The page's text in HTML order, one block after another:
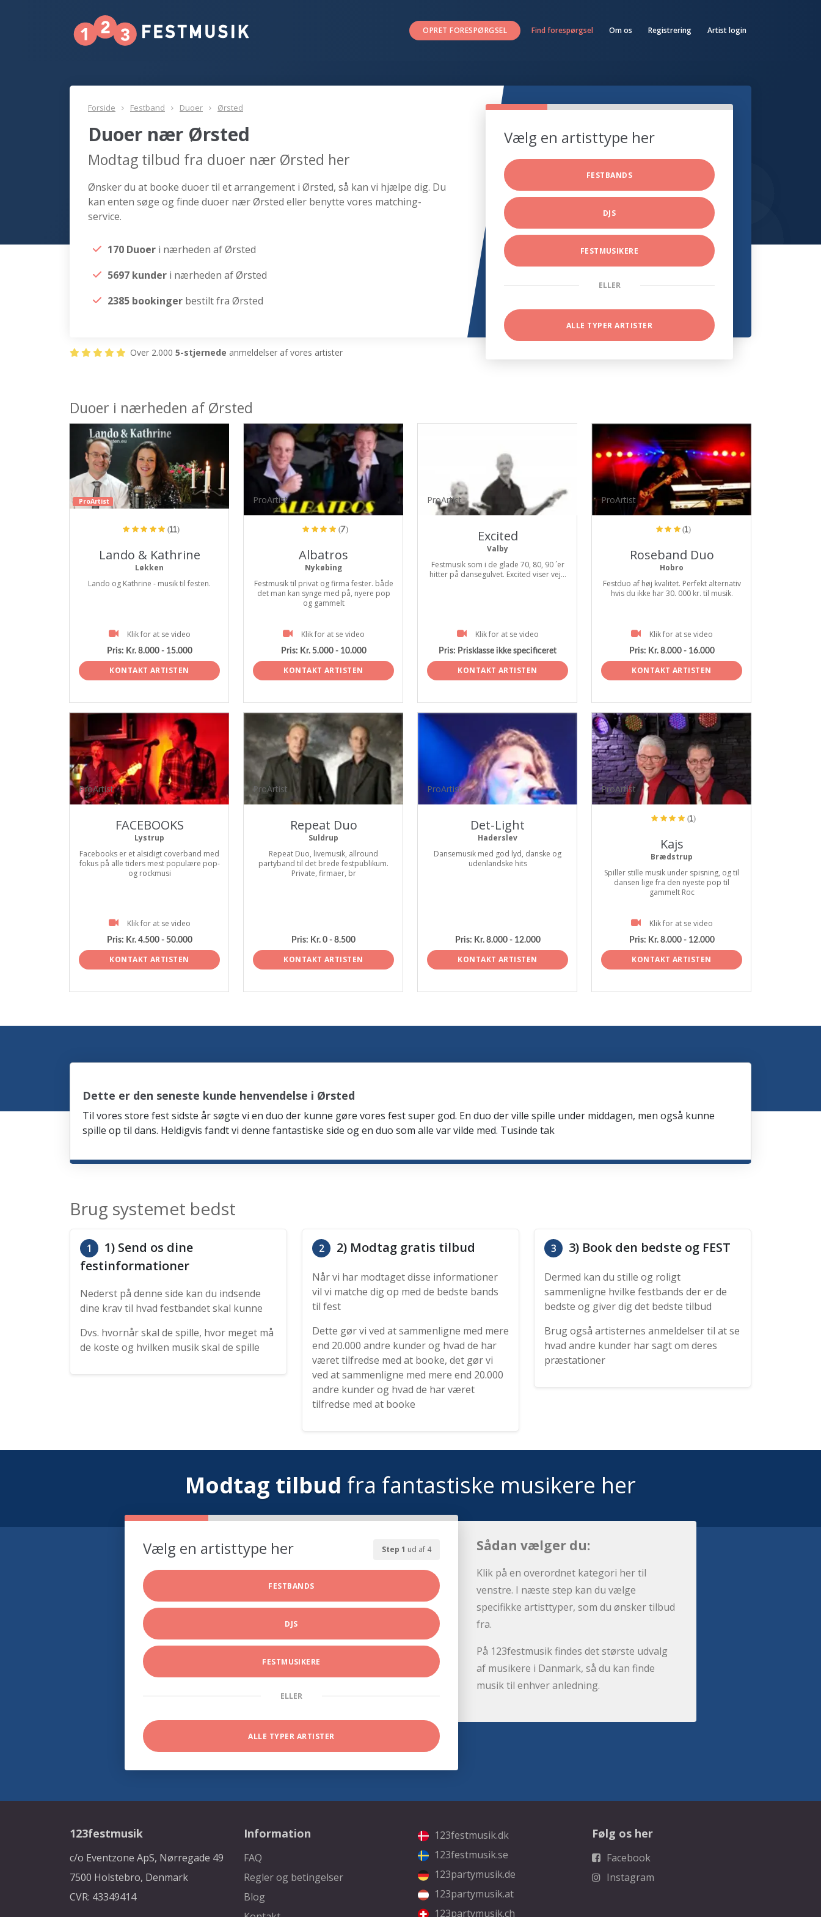
OPRET FORESPØRGSEL Find forespørgsel Om os Registrering Artist login
Forside Festband Duoer Ørsted
Duoer nær Ørsted
Modtag tilbud fra duoer nær Ørsted her
Ønsker du at booke duoer til et arrangement i Ørsted, så kan vi hjælpe dig. Du
kan enten søge og finde duoer nær Ørsted eller benytte vores matching-
service.
170 Duoer i nærheden af Ørsted
5697 kunder i nærheden af Ørsted
2385 bookinger bestilt fra Ørsted
Vælg en artisttype her
FESTBANDS
DJS
FESTMUSIKERE
ELLER
ALLE TYPER ARTISTER
Over 2.000 5-stjernede anmeldelser af vores artister
Duoer i nærheden af Ørsted
ProArtist
(11)
Lando & Kathrine
Løkken
Lando og Kathrine - musik til festen.
Klik for at se video
Pris: Kr. 8.000 - 15.000
KONTAKT ARTISTEN
ProArtist
(7)
Albatros
Nykøbing
Festmusik til privat og firma fester. både
det man kan synge med på, nyere pop
og gammelt
Klik for at se video
Pris: Kr. 5.000 - 10.000
KONTAKT ARTISTEN
ProArtist
Excited
Valby
Festmusik som i de glade 70, 80, 90 ´er
hitter på dansegulvet. Excited viser vej...
Klik for at se video
Pris: Prisklasse ikke specificeret
KONTAKT ARTISTEN
ProArtist
(1)
Roseband Duo
Hobro
Festduo af høj kvalitet. Perfekt alternativ
hvis du ikke har 30. 000 kr. til musik.
Klik for at se video
Pris: Kr. 8.000 - 16.000
KONTAKT ARTISTEN
ProArtist
FACEBOOKS
Lystrup
Facebooks er et alsidigt coverband med
fokus på alle tiders mest populære pop-
og rockmusi
Klik for at se video
Pris: Kr. 4.500 - 50.000
KONTAKT ARTISTEN
ProArtist
Repeat Duo
Suldrup
Repeat Duo, livemusik, allround
partyband til det brede festpublikum.
Private, firmaer, br
Pris: Kr. 0 - 8.500
KONTAKT ARTISTEN
ProArtist
Det-Light
Haderslev
Dansemusik med god lyd, danske og
udenlandske hits
Pris: Kr. 8.000 - 12.000
KONTAKT ARTISTEN
ProArtist
(1)
Kajs
Brædstrup
Spiller stille musik under spisning, og til
dansen lige fra den nyeste pop til
gammelt Roc
Klik for at se video
Pris: Kr. 8.000 - 12.000
KONTAKT ARTISTEN
Dette er den seneste kunde henvendelse i Ørsted
Til vores store fest sidste år søgte vi en duo der kunne gøre vores fest super god. En duo der ville spille under middagen, men også kunne
spille op til dans. Heldigvis fandt vi denne fantastiske side og en duo som alle var vilde med. Tusinde tak
Brug systemet bedst
1
1) Send os dine
festinformationer
Nederst på denne side kan du indsende
dine krav til hvad festbandet skal kunne
Dvs. hvornår skal de spille, hvor meget må
de koste og hvilken musik skal de spille
2 2) Modtag gratis tilbud
Når vi har modtaget disse informationer
vil vi matche dig op med de bedste bands
til fest
Dette gør vi ved at sammenligne med mere
end 20.000 andre kunder og hvad de har
været tilfredse med at booke, det gør vi
ved at sammenligne med mere end 20.000
andre kunder og hvad de har været
tilfredse med at booke
3 3) Book den bedste og FEST
Dermed kan du stille og roligt
sammenligne hvilke festbands der er de
bedste og giver dig det bedste tilbud
Brug også artisternes anmeldelser til at se
hvad andre kunder har sagt om deres
præstationer
Modtag tilbud fra fantastiske musikere her
Step 1 ud af 4
Vælg en artisttype her
FESTBANDS
DJS
FESTMUSIKERE
ELLER
ALLE TYPER ARTISTER
Sådan vælger du:
Klik på en overordnet kategori her til
venstre. I næste step kan du vælge
specifikke artisttyper, som du ønsker tilbud
fra.
På 123festmusik findes det største udvalg
af musikere i Danmark, så du kan finde
musik til enhver anledning.
123festmusik
c/o Eventzone ApS, Nørregade 49
7500 Holstebro, Denmark
CVR: 43349414
Information
FAQ
Regler og betingelser
Blog
123festmusik.dk
123festmusik.se
123partymusik.de
123partymusik.at
123partymusik.ch
Følg os her
Facebook
Instagram